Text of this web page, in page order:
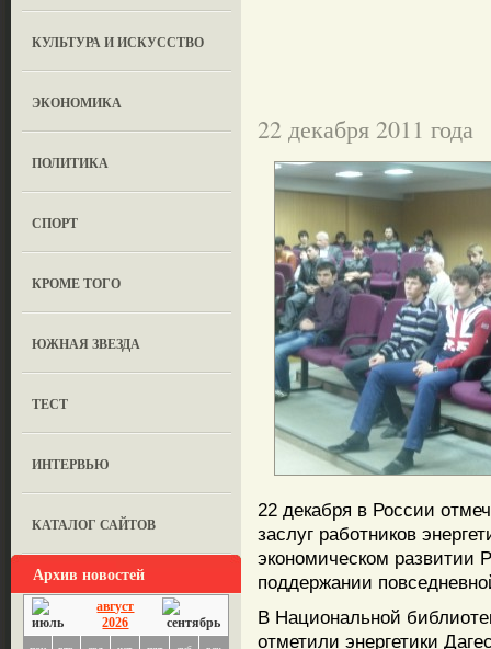
КУЛЬТУРА И ИСКУССТВО
ЭКОНОМИКА
ПОЛИТИКА
СПОРТ
КРОМЕ ТОГО
ЮЖНАЯ ЗВЕЗДА
ТЕСТ
ИНТЕРВЬЮ
КАТАЛОГ САЙТОВ
Архив новостей
август
2026
22 декабря 2011 года
22 декабря в России
заслуг работников
экономическом развитии
поддержании
В Национальной
отметили энергетики